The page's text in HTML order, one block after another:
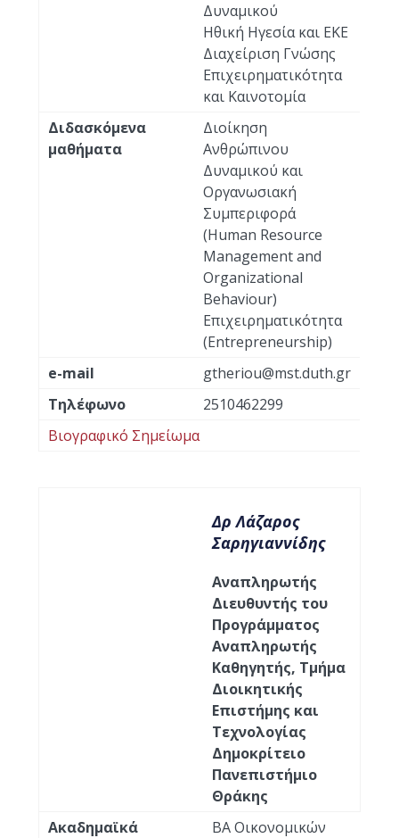
Δυναμικού
Ηθική Ηγεσία και ΕΚΕ
Διαχείριση Γνώσης
Επιχειρηματικότητα
και Καινοτομία
Διδασκόμενα
μαθήματα
Διοίκηση
Ανθρώπινου
Δυναμικού και
Οργανωσιακή
Συμπεριφορά
(Human Resource
Management and
Organizational
Behaviour)
Επιχειρηματικότητα
(Entrepreneurship)
e-mail
gtheriou@mst.duth.gr
Τηλέφωνο
2510462299
Βιογραφικό Σημείωμα
Δρ Λάζαρος
Σαρηγιαννίδης
Αναπληρωτής
Διευθυντής του
Προγράμματος
Αναπληρωτής
Καθηγητής, Τμήμα
Διοικητικής
Επιστήμης και
Τεχνολογίας
Δημοκρίτειο
Πανεπιστήμιο
Θράκης
Ακαδημαϊκά
BA Οικονομικών